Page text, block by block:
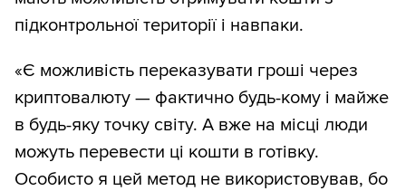
підконтрольної території і навпаки.
«Є можливість переказувати гроші через
криптовалюту — фактично будь-кому і майже
в будь-яку точку світу. А вже на місці люди
можуть перевести ці кошти в готівку.
Особисто я цей метод не використовував, бо